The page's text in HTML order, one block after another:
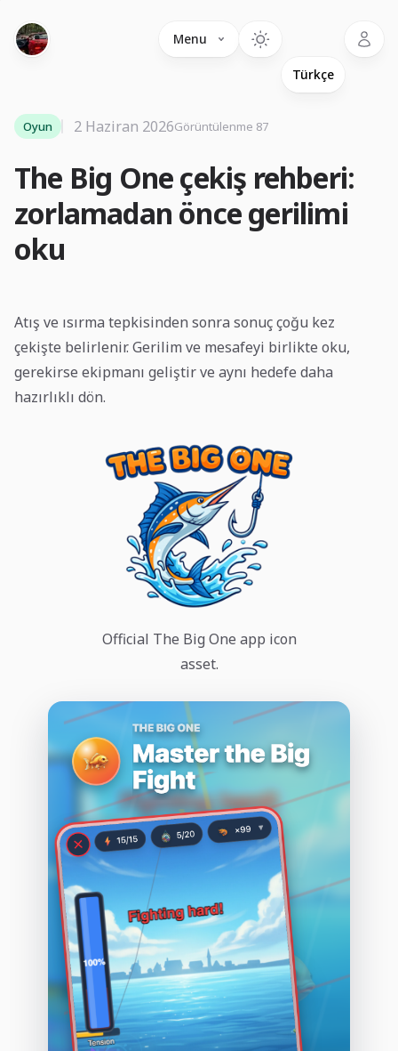
Menu
The Big One çekiş rehberi:
zorlamadan önce gerilimi
oku
Oyun 2 Haziran 2026Görüntülenme 87
Atış ve ısırma tepkisinden sonra sonuç çoğu kez
çekişte belirlenir. Gerilim ve mesafeyi birlikte oku,
gerekirse ekipmanı geliştir ve aynı hedefe daha
hazırlıklı dön.
Official The Big One app icon
asset.